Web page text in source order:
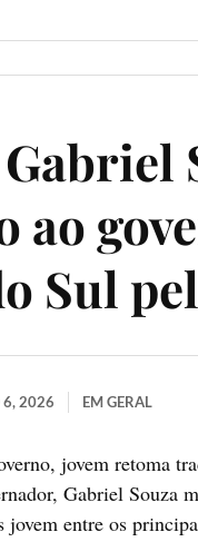
ao
Sul
6, 2026 EM GERAL
jovem retoma
Gabriel Souza
entre os